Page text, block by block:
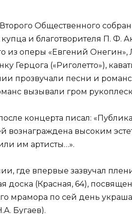
Второго Общественного
и благотворителя П. Ф.
из оперы «Евгений Онегин»,
Герцога («Риголетто»),
прозвучали песни и
вызывали гром
концерта писал:
вознаграждена высоким
им артисты…».
где впервые зазвучал
доска (Красная, 64),
мрамора по сей день
Бугаев).